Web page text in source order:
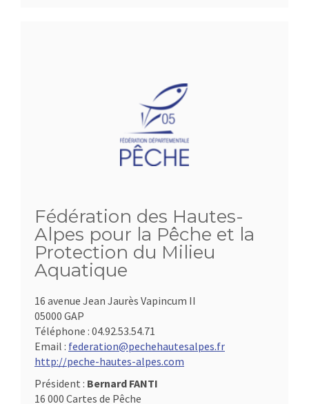
Fédération des Hautes-
Alpes pour la Pêche et la
Protection du Milieu
Aquatique
16 avenue Jean Jaurès Vapincum II
05000 GAP
Téléphone : 04.92.53.54.71
Email : federation@pechehautesalpes.fr
http://peche-hautes-alpes.com
Président : Bernard FANTI
16 000 Cartes de Pêche